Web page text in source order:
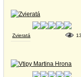
Zvieratá